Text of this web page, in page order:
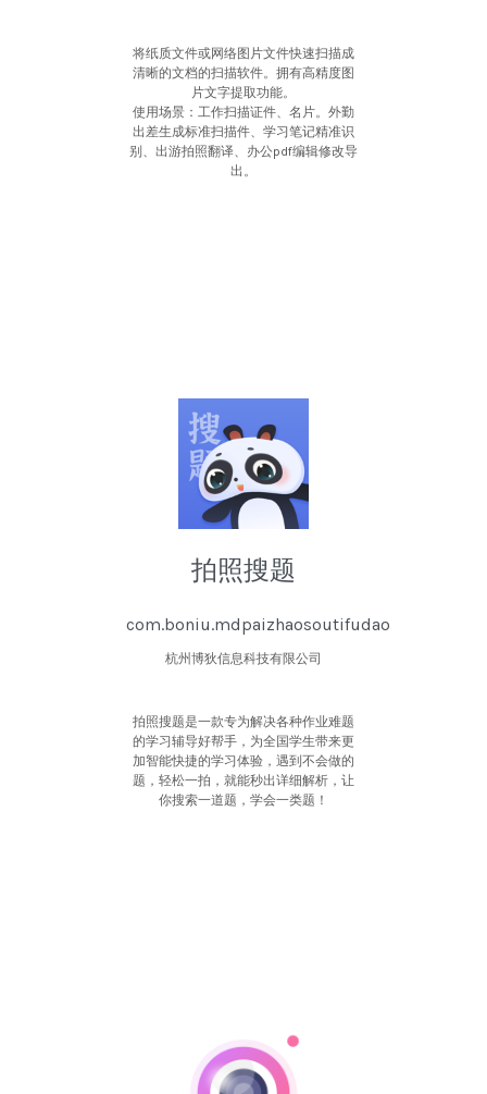
将纸质文件或网络图片文件快速扫描成
清晰的文档的扫描软件。拥有高精度图
片文字提取功能。
使用场景：工作扫描证件、名片。外勤
出差生成标准扫描件、学习笔记精准识
别、出游拍照翻译、办公pdf编辑修改导
出。
拍照搜题
com.boniu.mdpaizhaosoutifudao
杭州博狄信息科技有限公司
拍照搜题是一款专为解决各种作业难题
的学习辅导好帮手，为全国学生带来更
加智能快捷的学习体验，遇到不会做的
题，轻松一拍，就能秒出详细解析，让
你搜索一道题，学会一类题！